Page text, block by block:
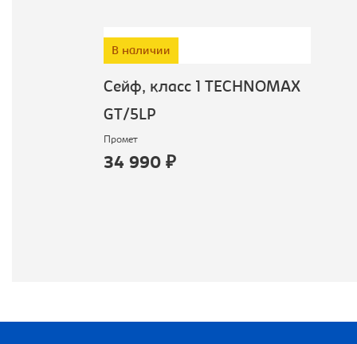
В наличии
Сейф, класс 1 TECHNOMAX
GT/5LP
Промет
34 990 ₽